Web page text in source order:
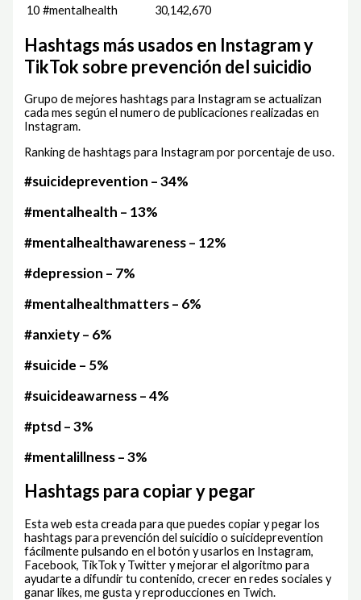
10 #mentalhealth 30,142,670
Hashtags más usados en Instagram y
TikTok sobre prevención del suicidio
Grupo de mejores hashtags para Instagram se actualizan
cada mes según el numero de publicaciones realizadas en
Instagram.
Ranking de hashtags para Instagram por porcentaje de uso.
#suicideprevention – 34%
#mentalhealth – 13%
#mentalhealthawareness – 12%
#depression – 7%
#mentalhealthmatters – 6%
#anxiety – 6%
#suicide – 5%
#suicideawarness – 4%
#ptsd – 3%
#mentalillness – 3%
Hashtags para copiar y pegar
Esta web esta creada para que puedes copiar y pegar los
hashtags para prevención del suicidio o suicideprevention
fácilmente pulsando en el botón y usarlos en Instagram,
Facebook, TikTok y Twitter y mejorar el algoritmo para
ayudarte a difundir tu contenido, crecer en redes sociales y
ganar likes, me gusta y reproducciones en Twich.